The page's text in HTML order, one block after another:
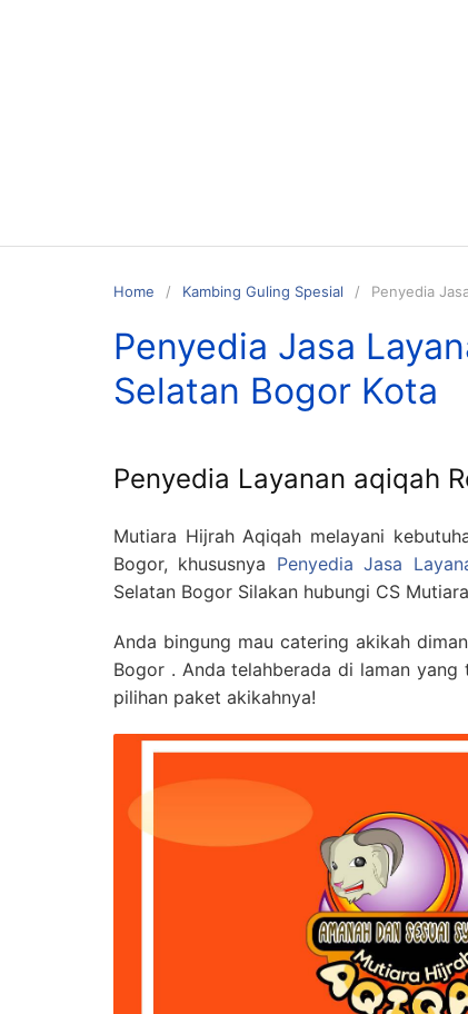
Home Kambing Guling Spesial Penyedia
Penyedia Jasa
Selatan Bogor Kota
Penyedia Layanan aqiqah
Mutiara Hijrah Aqiqah melayani
Bogor, khususnya Penyedia Jasa
Selatan Bogor Silakan hubungi CS
Anda bingung mau catering akikah
Bogor . Anda telahberada di laman yang
pilihan paket akikahnya!